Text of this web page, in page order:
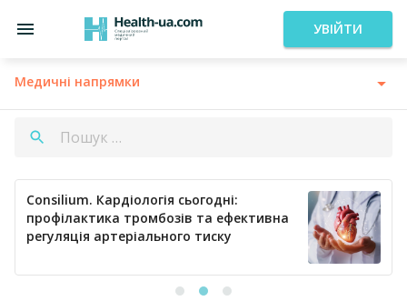
УВІЙТИ
Медичні напрямки
Consilium. Кардіологія сьогодні:
профілактика тромбозів та ефективна
регуляція артеріального тиску